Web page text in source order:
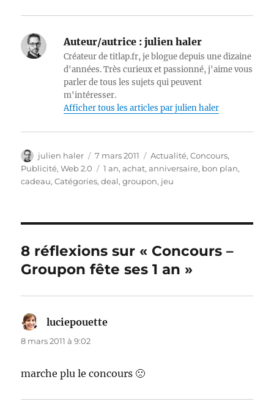
Auteur/autrice : julien haler
Créateur de titlap.fr, je blogue depuis une dizaine
d'années. Très curieux et passionné, j'aime vous
parler de tous les sujets qui peuvent
m'intéresser.
Afficher tous les articles par julien haler
Auteur
julien haler
Publié
le
7 mars 2011 Catégories
Actualité,Concours,
Publicité,Web 2.0 Étiquettes
1 an,achat,anniversaire, bon plan,
cadeau,Catégories,deal,groupon, jeu
8 réflexions sur « Concours –
Groupon fête ses 1 an »
luciepouette
8 mars 2011 à 9:02
marche plu le concours 🙁